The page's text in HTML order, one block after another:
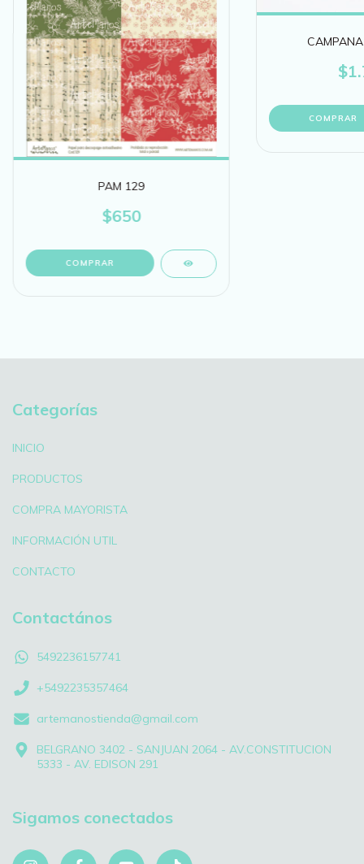
PAM 129
$650
COMPRAR
Categorías
INICIO
PRODUCTOS
COMPRA MAYORISTA
INFORMACIÓN UTIL
CONTACTO
Contactános
5492236157741
+5492235357464
artemanostienda@gmail.com
BELGRANO 3402 - SANJUAN 2064 - AV.CONSTITUCION
5333 - AV. EDISON 291
Sigamos conectados